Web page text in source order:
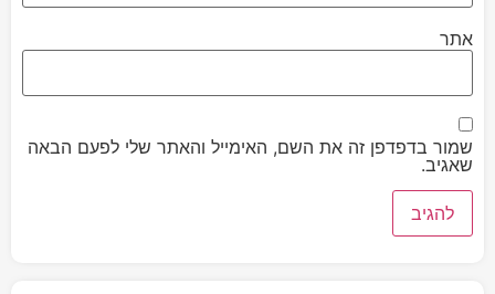
אתר
שמור בדפדפן זה את השם, האימייל והאתר שלי לפעם הבאה
שאגיב.